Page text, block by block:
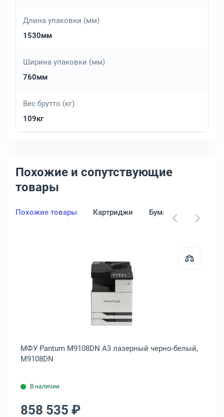
Длина упаковки (мм)
1530мм
Ширина упаковки (мм)
760мм
Вес брутто (кг)
109кг
Похожие и сопутствующие
товары
Похожие товары Картриджи Бумага
M348p (Российская сборка) A3 лазерный черно-белый, M348p
МФУ Pantum M9108DN A3 лазерный черно-белый,
M9108DN
В наличии
858 535 ₽